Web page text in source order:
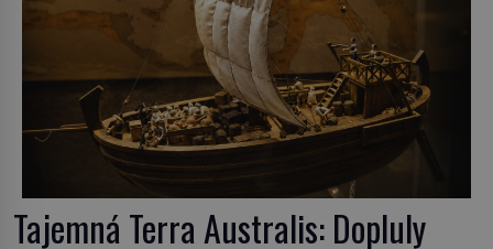
Tajemná Terra Australis: Dopluly